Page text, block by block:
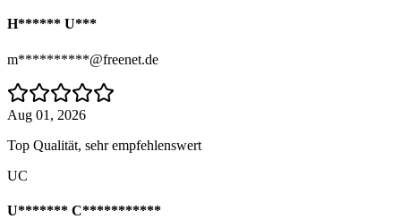
H****** U***
m**********@freenet.de
Aug 01, 2026
Top Qualität, sehr empfehlenswert
UC
U******* C***********